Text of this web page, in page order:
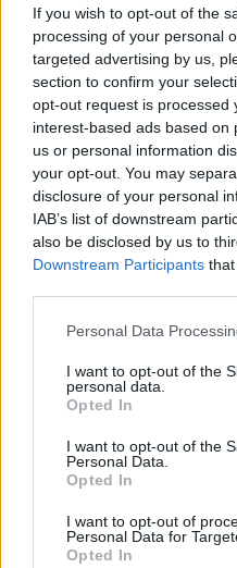
If you wish to opt-out of the
processing of your personal
targeted advertising by us,
section to confirm your
opt-out request is processed
interest-based ads based on
us or personal information
your opt-out. You may
disclosure of your personal
IAB’s list of downstream
also be disclosed by us to
Downstream Participants
Please note that this
not limited to your visit or
grant or deny consent to
use your data for below
consent section.
Personal Data
I want to opt-out of the
personal data.
Opted In
I want to opt-out of the
Personal Data.
Opted In
I want to opt-out of
Personal Data for
Opted In